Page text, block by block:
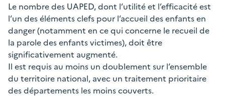
Le nombre des UAPED, dont l’utilité et l’efficacité est
l’un des éléments clefs pour l’accueil des enfants en
danger (notamment en ce qui concerne le recueil de
la parole des enfants victimes), doit être
significativement augmenté.
Il est requis au moins un doublement sur l’ensemble
du territoire national, avec un traitement prioritaire
des départements les moins couverts.